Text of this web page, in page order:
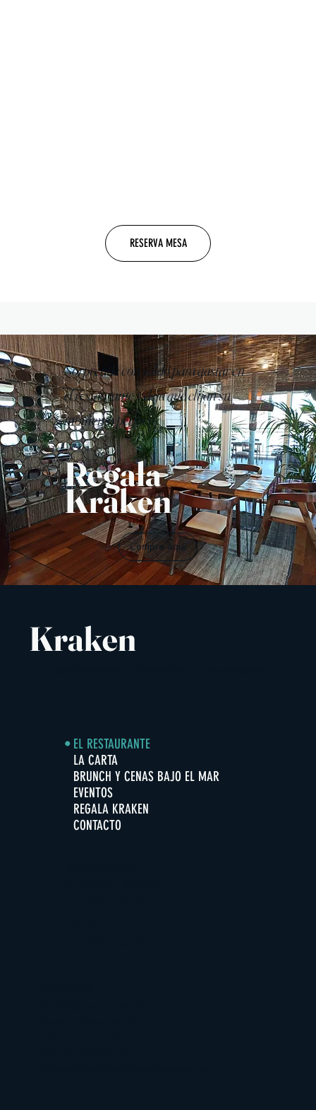
RESERVA MESA
Sorprende con saldo para gastar en
el restaurante y deja que elijan su
momento perfecto
Regala
Kraken
Compra aquí
Kraken
EL RESTAURANTE
LA CARTA
BRUNCH Y CENAS BAJO EL MAR
EVENTOS
REGALA KRAKEN
CONTACTO